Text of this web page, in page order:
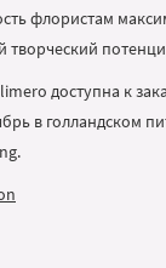
флористам
творческий
доступна к
в голландском